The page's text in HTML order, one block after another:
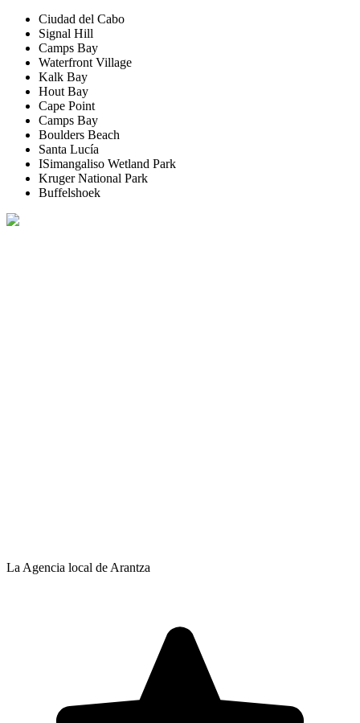
Ciudad del Cabo
Signal Hill
Camps Bay
Waterfront Village
Kalk Bay
Hout Bay
Cape Point
Camps Bay
Boulders Beach
Santa Lucía
ISimangaliso Wetland Park
Kruger National Park
Buffelshoek
La Agencia local de Arantza